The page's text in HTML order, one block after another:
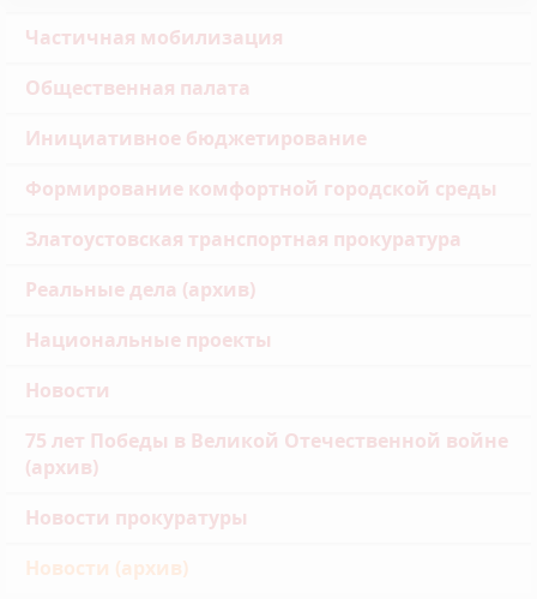
Частичная мобилизация
Общественная палата
Инициативное бюджетирование
Формирование комфортной городской среды
Златоустовская транспортная прокуратура
Реальные дела (архив)
Национальные проекты
Новости
75 лет Победы в Великой Отечественной войне
(архив)
Новости прокуратуры
Новости (архив)